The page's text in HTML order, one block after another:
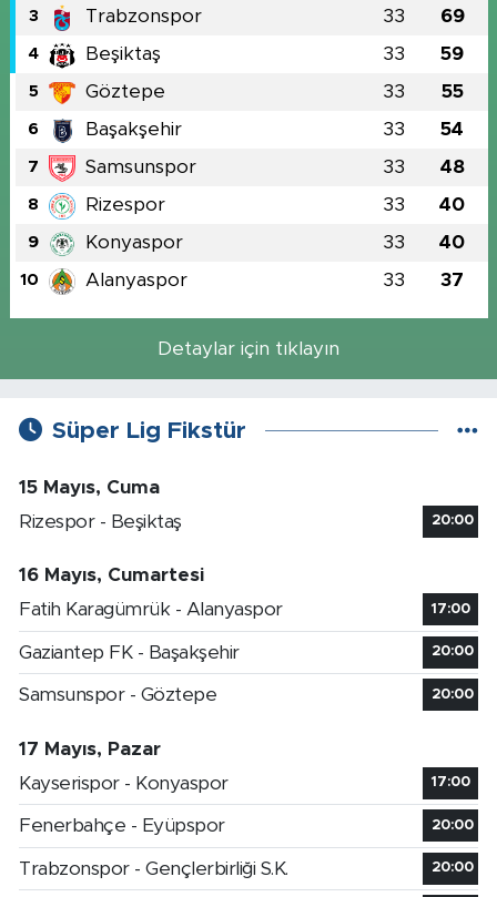
3 Trabzonspor 33 69
4 Beşiktaş 33 59
5 Göztepe 33 55
6 Başakşehir 33 54
7 Samsunspor 33 48
8 Rizespor 33 40
9 Konyaspor 33 40
10 Alanyaspor 33 37
Detaylar için tıklayın
Süper Lig Fikstür
15 Mayıs, Cuma
Rizespor - Beşiktaş
20:00
16 Mayıs, Cumartesi
Fatih Karagümrük - Alanyaspor
17:00
Gaziantep FK - Başakşehir 20:00
Samsunspor - Göztepe 20:00
17 Mayıs, Pazar
Kayserispor - Konyaspor
17:00
Fenerbahçe - Eyüpspor 20:00
Trabzonspor - Gençlerbirliği S.K. 20:00